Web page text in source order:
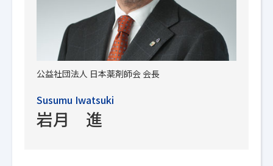
公益社団法人 日本薬剤師会 会長
Susumu Iwatsuki
岩月 進